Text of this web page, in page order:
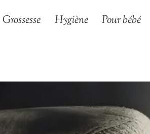
Grossesse Hygiène Pour bébé